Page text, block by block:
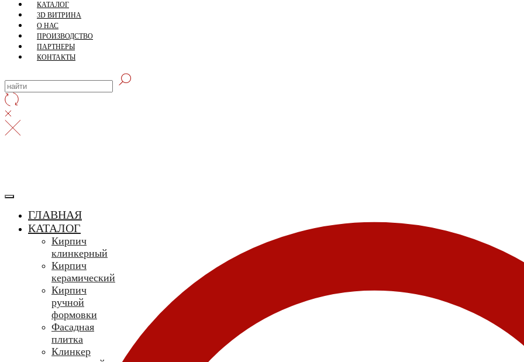
КАТАЛОГ
3D ВИТРИНА
О НАС
ПРОИЗВОДСТВО
ПАРТНЕРЫ
КОНТАКТЫ
ГЛАВНАЯ
КАТАЛОГ
Кирпич
клинкерный
Кирпич
керамический
Кирпич
ручной
формовки
Фасадная
плитка
Клинкер